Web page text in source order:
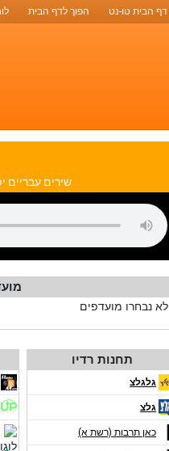
דף הבית טו-נט הפוך לדף הבית
שירים עבריים
לא נבחרו מועדפים
תחנות רדיו
גלגלצ
גלצ
כאן תרבות (רשת א)